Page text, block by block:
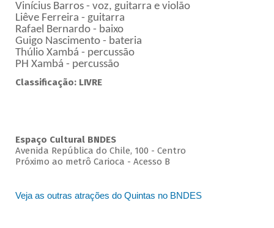
Vinícius Barros - voz, guitarra e violão
Liêve Ferreira - guitarra
Rafael Bernardo - baixo
Guigo Nascimento - bateria
Thúlio Xambá - percussão
PH Xambá - percussão
Classificação: LIVRE
Espaço Cultural BNDES
Avenida República do Chile, 100 - Centro
Próximo ao metrô Carioca - Acesso B
Veja as outras atrações do Quintas no BNDES